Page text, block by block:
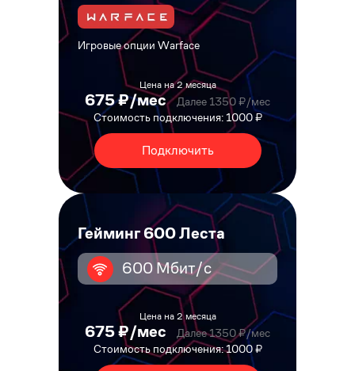
Игровые опции Warface
Цена на 2 месяца
675 ₽/мес
Далее 1350 ₽/мес
Стоимость подключения: 1000 ₽
Подключить
Гейминг 600 Леста
600 Мбит/с
Цена на 2 месяца
675 ₽/мес
Далее 1350 ₽/мес
Стоимость подключения: 1000 ₽